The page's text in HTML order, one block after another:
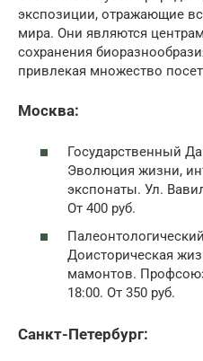
экспозиции, отражающие
мира. Они являются
сохранения
привлекая множество
Москва:
Государственный
Эволюция жизни,
экспонаты. Ул.
От 400 руб.
Доисторическая
мамонтов.
18:00. От 350 руб.
Санкт-Петербург: